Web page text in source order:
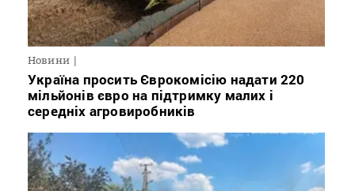
Новини
Україна просить Єврокомісію надати 220
мільйонів євро на підтримку малих і
середніх агровиробників